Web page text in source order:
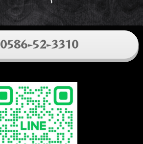
0586-52-3310